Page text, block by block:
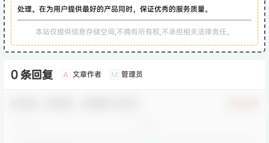
处理。在为用户提供最好的产品同时，保证优秀的服务质量。
本站仅提供信息存储空间,不拥有所有权,不承担相关法律责任。
0 条回复 A 文章作者 M 管理员